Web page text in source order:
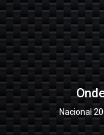
Nacional